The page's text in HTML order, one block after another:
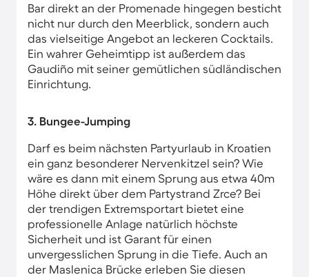
Bar direkt an der Promenade hingegen besticht
nicht nur durch den Meerblick, sondern auch
das vielseitige Angebot an leckeren Cocktails.
Ein wahrer Geheimtipp ist außerdem das
Gaudiño mit seiner gemütlichen südländischen
Einrichtung.
3. Bungee-Jumping
Darf es beim nächsten Partyurlaub in Kroatien
ein ganz besonderer Nervenkitzel sein? Wie
wäre es dann mit einem Sprung aus etwa 40m
Höhe direkt über dem Partystrand Zrce? Bei
der trendigen Extremsportart bietet eine
professionelle Anlage natürlich höchste
Sicherheit und ist Garant für einen
unvergesslichen Sprung in die Tiefe. Auch an
der Maslenica Brücke erleben Sie diesen